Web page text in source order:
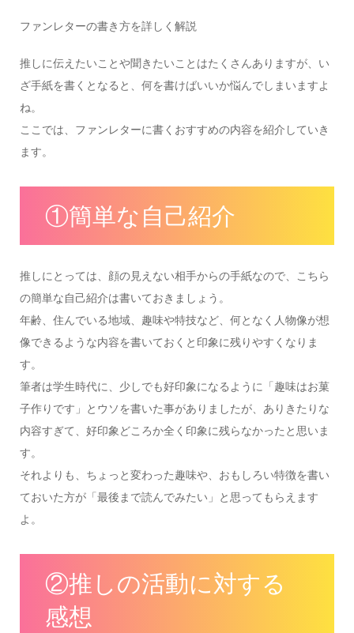
ファンレターの書き方を詳しく解説
推しに伝えたいことや聞きたいことはたくさんありますが、い
ざ手紙を書くとなると、何を書けばいいか悩んでしまいますよ
ね。
ここでは、ファンレターに書くおすすめの内容を紹介していき
ます。
①簡単な自己紹介
推しにとっては、顔の見えない相手からの手紙なので、こちら
の簡単な自己紹介は書いておきましょう。
年齢、住んでいる地域、趣味や特技など、何となく人物像が想
像できるような内容を書いておくと印象に残りやすくなりま
す。
筆者は学生時代に、少しでも好印象になるように「趣味はお菓
子作りです」とウソを書いた事がありましたが、ありきたりな
内容すぎて、好印象どころか全く印象に残らなかったと思いま
す。
それよりも、ちょっと変わった趣味や、おもしろい特徴を書い
ておいた方が「最後まで読んでみたい」と思ってもらえます
よ。
②推しの活動に対する
感想